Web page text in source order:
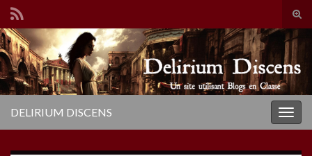
Search for:
DELIRIUM DISCENS